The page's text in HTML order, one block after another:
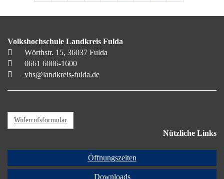
Volkshochschule Landkreis Fulda
Wörthstr. 15, 36037 Fulda
0661 6006-1600
vhs@landkreis-fulda.de
Widerrufsformular
Nützliche Links
Öffnungszeiten
Downloads